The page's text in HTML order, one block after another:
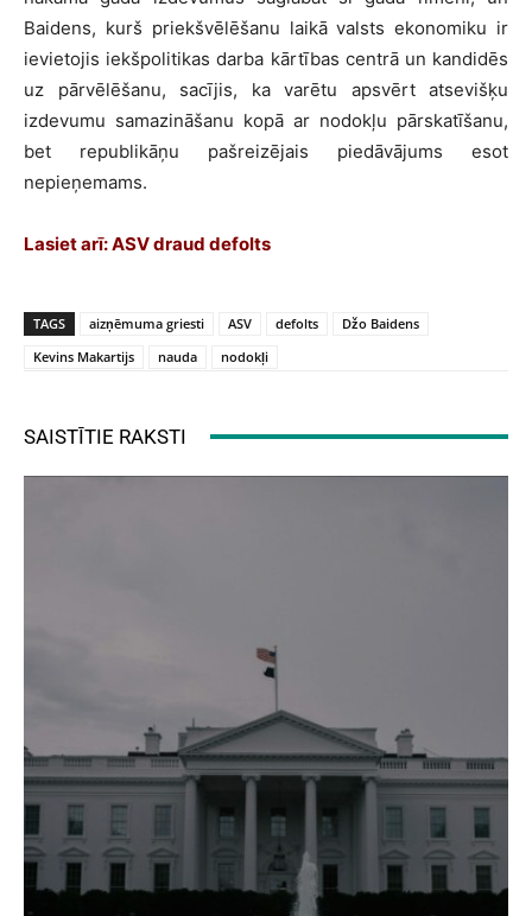
Baidens, kurš priekšvēlēšanu laikā valsts ekonomiku ir
ievietojis iekšpolitikas darba kārtības centrā un kandidēs
uz pārvēlēšanu, sacījis, ka varētu apsvērt atsevišķu
izdevumu samazināšanu kopā ar nodokļu pārskatīšanu,
bet republikāņu pašreizējais piedāvājums esot
nepieņemams.
Lasiet arī: ASV draud defolts
TAGS aizņēmuma griesti ASV defolts
Džo Baidens
Kevins Makartijs
nauda nodokļi
SAISTĪTIE RAKSTI